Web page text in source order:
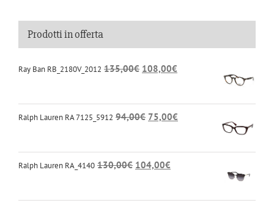
Prodotti in offerta
Ray Ban RB_2180V_2012 135,00€ 108,00€
Ralph Lauren RA 7125_5912 94,00€ 75,00€
Ralph Lauren RA_4140 130,00€ 104,00€